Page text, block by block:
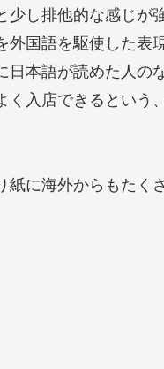
し排他的な感じが
国語を駆使した表
本語が読めた人の
入店できるという
に海外からもたく